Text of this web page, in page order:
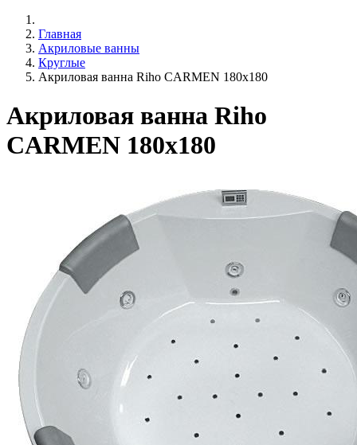
Главная
Акриловые ванны
Круглые
Акриловая ванна Riho CARMEN 180х180
Акриловая ванна Riho
CARMEN 180х180